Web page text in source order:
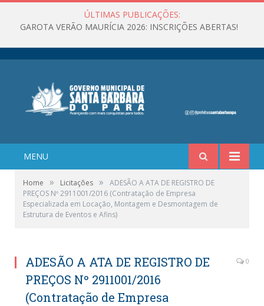
ÚLTIMAS PUBLICAÇÕES:
GAROTA VERÃO MAURÍCIA 2026: INSCRIÇÕES ABERTAS!
MENU
Home » Licitações »
ADESÃO A ATA DE REGISTRO DE
PREÇOS Nº 2911001/2016 (Contratação de Empresa
Especializada em Locação, Montagem e Desmontagem de
Estrutura de Eventos e Afins)
ADESÃO A ATA DE REGISTRO DE
PREÇOS Nº 2911001/2016
(Contratação de Empresa
0